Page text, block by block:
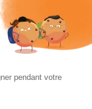
pendant votre